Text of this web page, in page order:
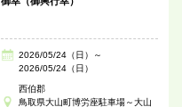
2026/05/24（日）～
2026/05/24（日）
西伯郡
鳥取県大山町博労座駐車場～大山